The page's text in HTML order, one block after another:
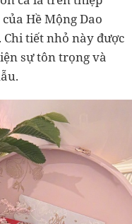
Hề Mộng Dao
tiết nhỏ này được
sự tôn trọng và